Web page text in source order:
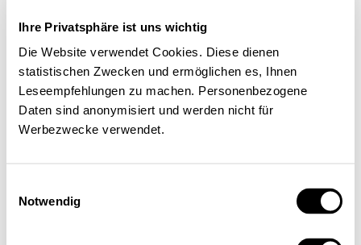
Ihre Privatsphäre ist uns wichtig
Die Website verwendet Cookies. Diese dienen
statistischen Zwecken und ermöglichen es, Ihnen
Leseempfehlungen zu machen. Personenbezogene
Daten sind anonymisiert und werden nicht für
Werbezwecke verwendet.
Notwendig
Komfort der damaligen
Moderne aufwarten konnte.
Hinter dem ganzen Schein
verbarg sich jedoch eine
Wasserhoheit lag bei den
einzelnen Gemeinden, sodass